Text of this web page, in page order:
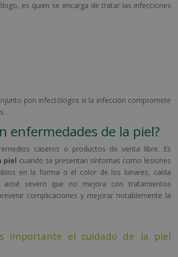
es quien se encarga de tratar las infecciones
pon infectólogos si la infección compromete
enfermedades de la piel?
caseros o productos de venta libre. Es
piel cuando se presentan síntomas como lesiones
en la forma o el color de los lunares, caída
severo que no mejora con tratamientos
complicaciones y mejorar notablemente la
importante el cuidado de la piel